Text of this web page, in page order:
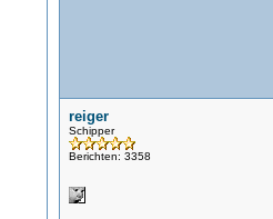
reiger
Schipper
Berichten: 3358